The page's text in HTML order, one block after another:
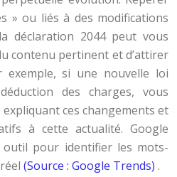
» ou liés à des modifications
déclaration 2044 peut vous
contenu pertinent et d’attirer
si une nouvelle loi
des charges, vous
ces changements et
à cette actualité. Google
pour identifier les mots-
(Source : Google Trends) .